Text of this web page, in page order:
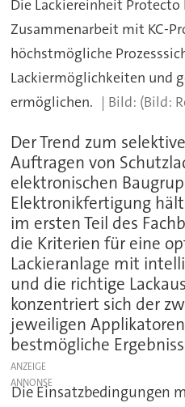
Die Lackiereinheit Protecto
Zusammenarbeit mit KC-
höchstmögliche
Lackiermöglichkeiten und
ermöglichen.
(Bild:
Der Trend zum
Auftragen von
elektronischen
Elektronikfertigung
im ersten Teil des
die Kriterien für eine
Lackieranlage mit
und die richtige
konzentriert sich der
jeweiligen
bestmögliche
ANZEIGE
Die Einsatzbedingungen